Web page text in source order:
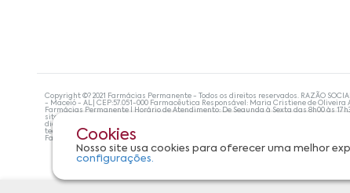
Cookies
Nosso site usa cookies para oferecer uma melhor
configurações.
Copyright ©? 2021 Farmácias Permanente - Todos os direitos reservados. RAZÃO
- Maceió - AL| CEP:57.051-000 Farmacêutica Responsável: Maria Cristiene de
Farmácias Permanente | Horário de Atendimento: De Segunda à Sexta das 8h00 às
site não devem ser utilizadas para automedicação e, de forma alguma, substituem
diagnosticar problemas de saúde e prescrever o tratamento adequado. Se os
tecnologias mais avançadas de proteção de dados, para que você possa realizar
Farmácias Permanente. Todos os pedidos efetuados estão sujeitos à confirmação da